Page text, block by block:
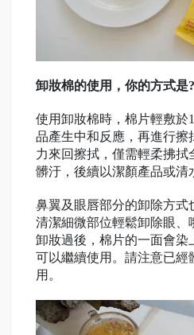
卸妝棉的使用，你的方式是?
使用卸妝棉時，棉片輕敷於
品產生中和反應，再進行擦
力來回擦拭，僅需輕柔拂拭
髒汙，後續以潔顏產品或清
鼻翼及眼唇部分的卸除方式
清潔細微部位輕鬆卸除眼、
卸妝過後，棉片的一面會染
可以繼續使用。請注意已經
用。